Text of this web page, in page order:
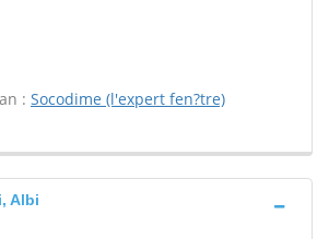
: Socodime (l'expert fen?tre)
Albi